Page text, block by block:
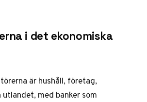
i det ekonomiska
är hushåll, företag,
med banker som